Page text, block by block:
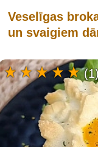
Veselīgas
un svaigiem